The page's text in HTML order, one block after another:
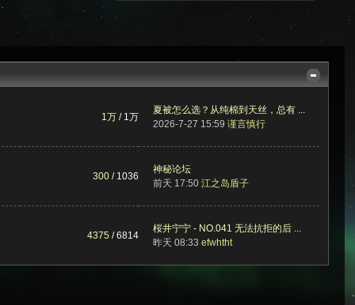
1万 / 1万
夏被怎么选？从纯棉到天丝，总有 ...
2026-7-27 15:59谨言慎行
300 / 1036
神秘论坛
前天 17:50 江之岛盾子
4375 / 6814
桜井宁宁 - NO.041 无法抗拒的后 ...
昨天 08:33 efwhtht